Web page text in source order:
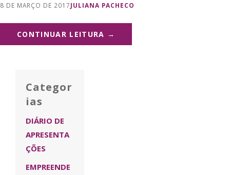
8 DE MARÇO DE 2017JULIANA PACHECO
CONTINUAR LEITURA →
Categor
ias
DIÁRIO DE
APRESENTA
ÇÕES
EMPREENDE